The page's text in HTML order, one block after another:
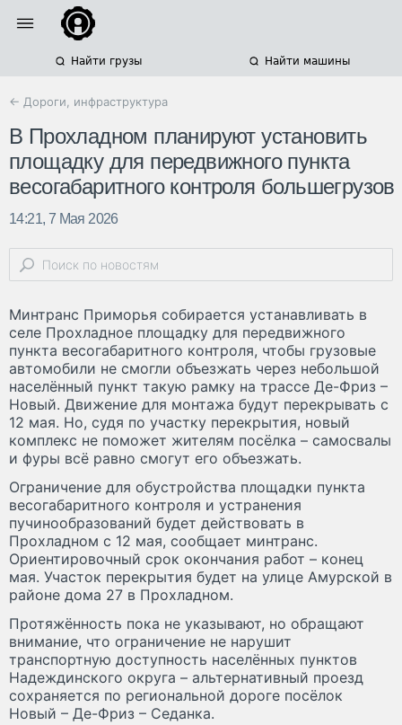
Найти грузы Найти машины
← Дороги, инфраструктура
В Прохладном планируют установить
площадку для передвижного пункта
весогабаритного контроля большегрузов
14:21, 7 Мая 2026
Минтранс Приморья собирается устанавливать в
селе Прохладное площадку для передвижного
пункта весогабаритного контроля, чтобы грузовые
автомобили не смогли объезжать через небольшой
населённый пункт такую рамку на трассе Де-Фриз –
Новый. Движение для монтажа будут перекрывать с
12 мая. Но, судя по участку перекрытия, новый
комплекс не поможет жителям посёлка – самосвалы
и фуры всё равно смогут его объезжать.
Ограничение для обустройства площадки пункта
весогабаритного контроля и устранения
пучинообразований будет действовать в
Прохладном с 12 мая, сообщает минтранс.
Ориентировочный срок окончания работ – конец
мая. Участок перекрытия будет на улице Амурской в
районе дома 27 в Прохладном.
Протяжённость пока не указывают, но обращают
внимание, что ограничение не нарушит
транспортную доступность населённых пунктов
Надеждинского округа – альтернативный проезд
сохраняется по региональной дороге посёлок
Новый – Де-Фриз – Седанка.